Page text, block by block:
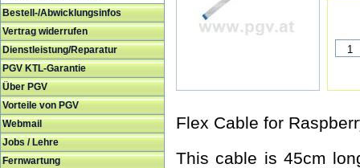
Bestell-/Abwicklungsinfos
Vertrag widerrufen
Dienstleistung/Reparatur
PGV KTL-Garantie
Über PGV
Vorteile von PGV
Webmail
Jobs / Lehre
Fernwartung
Flex Cable for
This cable is 45cm